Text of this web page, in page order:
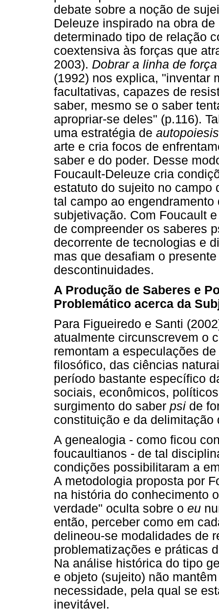
debate sobre a noção de
Deleuze inspirado na obra
determinado tipo de relação
coextensiva às forças que
2003). Dobrar a linha de
(1992) nos explica, "inventar
facultativas, capazes de
saber, mesmo se o saber
apropriar-se deles" (p.116).
uma estratégia de autopoiesis
arte e cria focos de
saber e do poder. Desse
Foucault-Deleuze cria
estatuto do sujeito no campo
tal campo ao
subjetivação. Com Foucault
de compreender os saberes
decorrente de tecnologias e
mas que desafiam o
descontinuidades.
A Produção de Saberes e
Problemático acerca da
Para Figueiredo e Santi
atualmente circunscrevem o
remontam a especulações
filosófico, das ciências
período bastante específico
sociais, econômicos,
surgimento do saber psi de
constituição e da
A genealogia - como ficou
foucaultianos - de tal
condições possibilitaram a
A metodologia proposta por
na história do conhecimento
verdade" oculta sobre o eu
então, perceber como em
delineou-se modalidades de
problematizações e práticas
Na análise histórica do tipo
e objeto (sujeito) não
necessidade, pela qual se
inevitável.